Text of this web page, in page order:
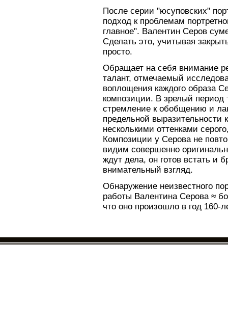
После серии "юсуповских"
подход к проблемам
главное". Валентин Серов
Сделать это, учитывая
просто.
Обращает на себя внимание
талант, отмечаемый
воплощения каждого образа
композиции. В зрелый период
стремление к обобщению и
предельной выразительности
несколькими оттенками
Композиции у Серова не
видим совершенно
ждут дела, он готов встать и
внимательный взгляд.
Обнаружение неизвестного
работы Валентина Серова ≈
что оно произошло в год 160-